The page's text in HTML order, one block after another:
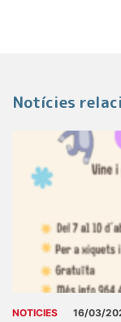
Notícies
NOTICIES 16/03/